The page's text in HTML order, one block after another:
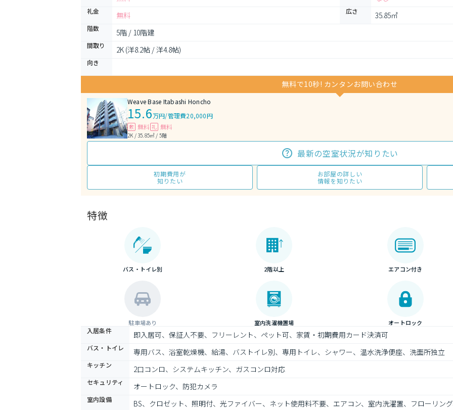
礼金 無料 広さ 35.85㎡
階数 5階 / 10階建
間取り 2K (洋8.2帖 / 洋4.8帖)
向き
無料で10秒! カンタンお問い合わせ
Weave Base Itabashi Honcho
15.6万円/管理費20,000円
敷 無料 礼 無料
2K / 35.85㎡ / 5階
最新の空室状況が知りたい
初期費用が
知りたい
お部屋の詳しい
情報を知りたい
特徴
バス・トイレ別 2階以上 エアコン付き
駐車場あり 室内洗濯機置場 オートロック
入居条件 即入居可、保証人不要、フリーレント、ペット可、家賃・初期費用カード決済可
バス・トイレ 専用バス、浴室乾燥機、給湯、バストイレ別、専用トイレ、シャワー、温水洗浄便座、洗面所独立
キッチン 2口コンロ、システムキッチン、ガスコンロ対応
セキュリティ オートロック、防犯カメラ
室内設備 BS、クロゼット、照明付、光ファイバー、ネット使用料不要、エアコン、室内洗濯置、フローリン